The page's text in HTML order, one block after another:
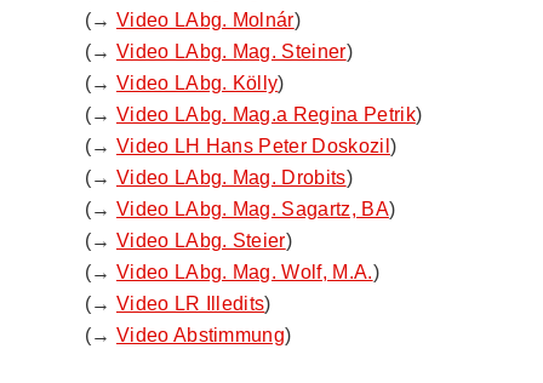
(→ Video LAbg. Molnár)
(→ Video LAbg. Mag. Steiner)
(→ Video LAbg. Kölly)
(→ Video LAbg. Mag.a Regina Petrik)
(→ Video LH Hans Peter Doskozil )
(→ Video LAbg. Mag. Drobits)
(→ Video LAbg. Mag. Sagartz, BA)
(→ Video LAbg. Steier)
(→ Video LAbg. Mag. Wolf, M.A.)
(→ Video LR Illedits)
(→ Video Abstimmung)